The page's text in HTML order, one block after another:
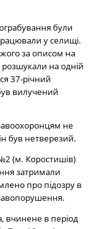
були
у селищі.
за описом на
розшукали на одній
37-річний
вилучений
не
був нетверезий.
№2 (м. Коростишів)
затримали
про підозру в
вчинене в період